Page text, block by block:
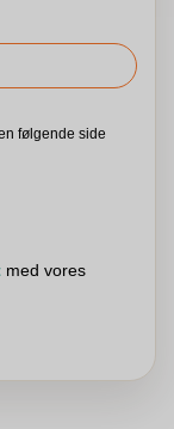
følgende side
med vores